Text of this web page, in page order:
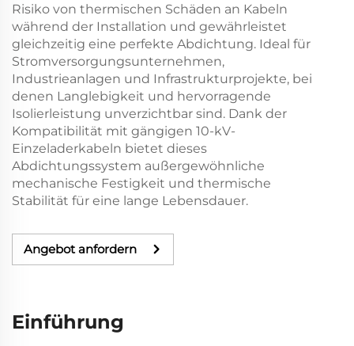
Risiko von thermischen Schäden an Kabeln
während der Installation und gewährleistet
gleichzeitig eine perfekte Abdichtung. Ideal für
Stromversorgungsunternehmen,
Industrieanlagen und Infrastrukturprojekte, bei
denen Langlebigkeit und hervorragende
Isolierleistung unverzichtbar sind. Dank der
Kompatibilität mit gängigen 10-kV-
Einzeladerkabeln bietet dieses
Abdichtungssystem außergewöhnliche
mechanische Festigkeit und thermische
Stabilität für eine lange Lebensdauer.
Angebot anfordern
Einführung